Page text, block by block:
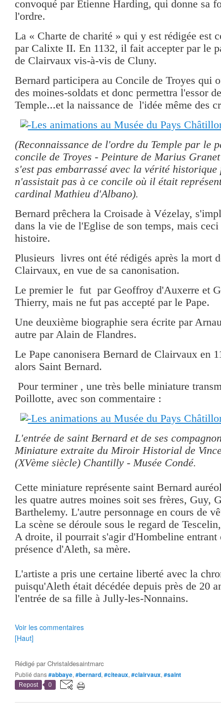
convoqué par Étienne Harding, qui donne sa
l'ordre.
La « Charte de charité » qui y est rédigée est
par Calixte II. En 1132, il fait accepter par le
de Clairvaux vis-à-vis de Cluny.
Bernard participera au Concile de Troyes qui
des moines-soldats et donc permettra l'essor
Temple...et la naissance de l'idée même des
(Reconnaissance de l'ordre du Temple par le
concile de Troyes - Peinture de Marius
s'est pas embarrassé avec la vérité historique
n'assistait pas à ce concile où il était
cardinal Mathieu d'Albano).
Bernard prêchera la Croisade à Vézelay,
dans la vie de l'Eglise de son temps, mais ceci
histoire.
Plusieurs livres ont été rédigés après la mort
Clairvaux, en vue de sa canonisation.
Le premier le fut par Geoffroy d'Auxerre et
Thierry, mais ne fut pas accepté par le Pape.
Une deuxième biographie sera écrite par
autre par Alain de Flandres.
Le Pape canonisera Bernard de Clairvaux en
alors Saint Bernard.
Pour terminer , une très belle miniature
Poillotte, avec son commentaire :
L'entrée de saint Bernard et de ses
Miniature extraite du Miroir Historial de
(XVème siècle) Chantilly - Musée Condé.
Cette miniature représente saint Bernard
les quatre autres moines soit ses frères, Guy,
Barthelemy. L'autre personnage en cours de
La scène se déroule sous le regard de
A droite, il pourrait s'agir d'Hombeline entrant
présence d'Aleth, sa mère.
L'artiste a pris une certaine liberté avec la
puisqu'Aleth était décédée depuis près de 20
l'entrée de sa fille à Jully-les-Nonnains.
Voir les commentaires
[Haut]
Rédigé parChristaldesaintmarc
Publié dans#abbaye, #bernard, #citeaux, #clairvaux, #saint
Repost 0